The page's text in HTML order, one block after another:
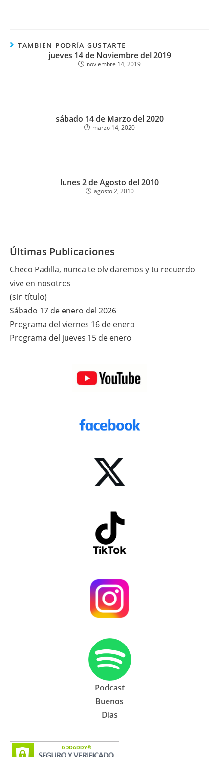
TAMBIÉN PODRÍA GUSTARTE
jueves 14 de Noviembre del 2019
noviembre 14, 2019
sábado 14 de Marzo del 2020
marzo 14, 2020
lunes 2 de Agosto del 2010
agosto 2, 2010
Últimas Publicaciones
Checo Padilla, nunca te olvidaremos y tu recuerdo
vive en nosotros
(sin título)
Sábado 17 de enero del 2026
Programa del viernes 16 de enero
Programa del jueves 15 de enero
Podcast
Buenos
Días